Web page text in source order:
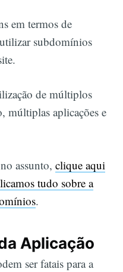
em termos de
subdomínios
de múltiplos
múltiplas aplicações e
assunto, clique aqui
tudo sobre a
.
Aplicação
ser fatais para a